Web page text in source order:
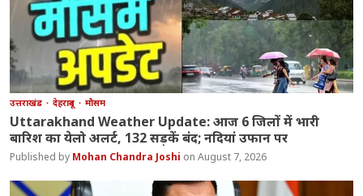
उत्तराखंड देहरादून मौसम
Uttarakhand Weather Update: आज 6 जिलों में भारी
बारिश का येलो अलर्ट, 132 सड़कें बंद; नदियां उफान पर
Mohan Chandra Joshi August 7, 2026